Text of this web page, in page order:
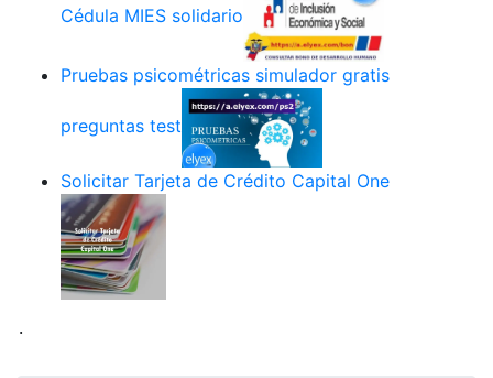
Cédula MIES solidario
Pruebas psicométricas simulador gratis
preguntas test
Solicitar Tarjeta de Crédito Capital One
.